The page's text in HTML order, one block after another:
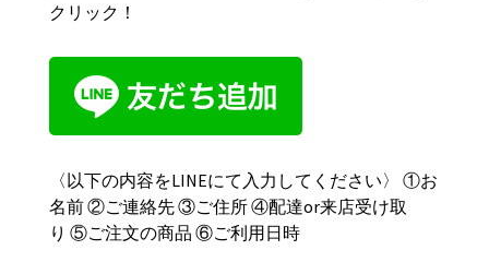
クリック！
〈以下の内容をLINEにて入力してください〉 ①お
名前 ②ご連絡先 ③ご住所 ④配達or来店受け取
り ⑤ご注文の商品 ⑥ご利用日時